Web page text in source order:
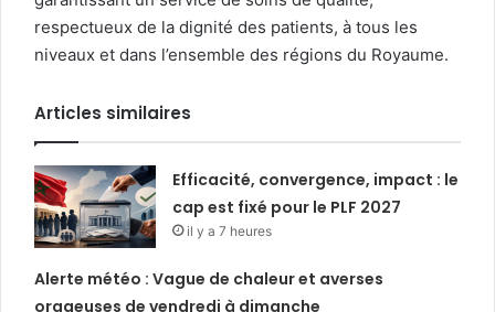
respectueux de la dignité des patients, à tous les
niveaux et dans l’ensemble des régions du Royaume.
Articles similaires
Efficacité, convergence, impact : le
cap est fixé pour le PLF 2027
il y a 7 heures
Alerte météo : Vague de chaleur et averses
orageuses de vendredi à dimanche